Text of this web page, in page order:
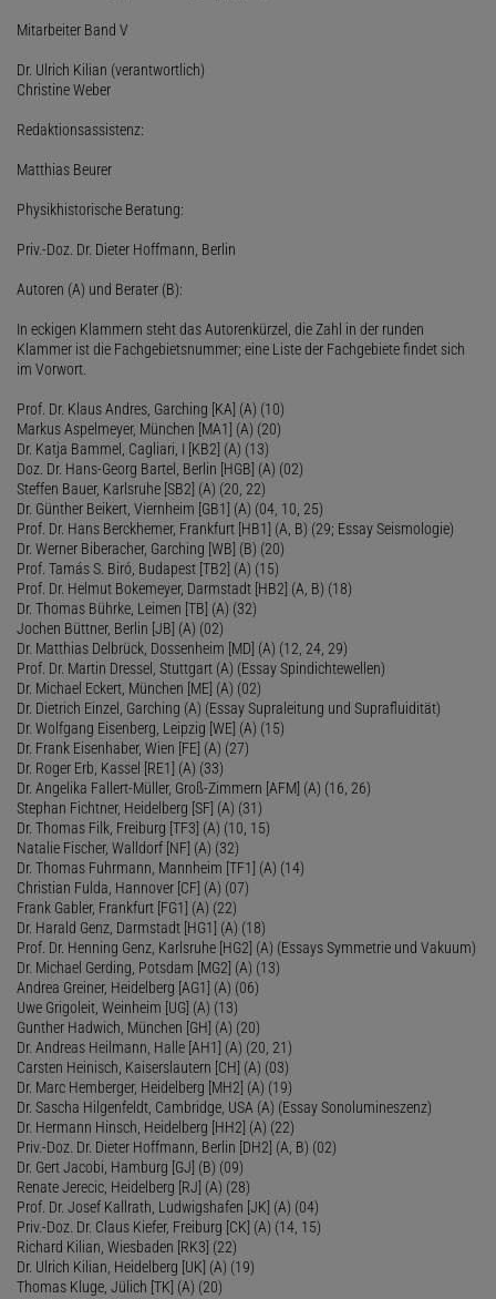
Mitarbeiter Band V
Dr. Ulrich Kilian (verantwortlich)
Christine Weber
Redaktionsassistenz:
Matthias Beurer
Physikhistorische Beratung:
Priv.-Doz. Dr. Dieter Hoffmann, Berlin
Autoren (A) und Berater (B):
In eckigen Klammern steht das Autorenkürzel, die Zahl in der runden
Klammer ist die Fachgebietsnummer; eine Liste der Fachgebiete findet sich
im Vorwort.
Prof. Dr. Klaus Andres, Garching [KA] (A) (10)
Markus Aspelmeyer, München [MA1] (A) (20)
Dr. Katja Bammel, Cagliari, I [KB2] (A) (13)
Doz. Dr. Hans-Georg Bartel, Berlin [HGB] (A) (02)
Steffen Bauer, Karlsruhe [SB2] (A) (20, 22)
Dr. Günther Beikert, Viernheim [GB1] (A) (04, 10, 25)
Prof. Dr. Hans Berckhemer, Frankfurt [HB1] (A, B) (29; Essay Seismologie)
Dr. Werner Biberacher, Garching [WB] (B) (20)
Prof. Tamás S. Biró, Budapest [TB2] (A) (15)
Prof. Dr. Helmut Bokemeyer, Darmstadt [HB2] (A, B) (18)
Dr. Thomas Bührke, Leimen [TB] (A) (32)
Jochen Büttner, Berlin [JB] (A) (02)
Dr. Matthias Delbrück, Dossenheim [MD] (A) (12, 24, 29)
Prof. Dr. Martin Dressel, Stuttgart (A) (Essay Spindichtewellen)
Dr. Michael Eckert, München [ME] (A) (02)
Dr. Dietrich Einzel, Garching (A) (Essay Supraleitung und Suprafluidität)
Dr. Wolfgang Eisenberg, Leipzig [WE] (A) (15)
Dr. Frank Eisenhaber, Wien [FE] (A) (27)
Dr. Roger Erb, Kassel [RE1] (A) (33)
Dr. Angelika Fallert-Müller, Groß-Zimmern [AFM] (A) (16, 26)
Stephan Fichtner, Heidelberg [SF] (A) (31)
Dr. Thomas Filk, Freiburg [TF3] (A) (10, 15)
Natalie Fischer, Walldorf [NF] (A) (32)
Dr. Thomas Fuhrmann, Mannheim [TF1] (A) (14)
Christian Fulda, Hannover [CF] (A) (07)
Frank Gabler, Frankfurt [FG1] (A) (22)
Dr. Harald Genz, Darmstadt [HG1] (A) (18)
Prof. Dr. Henning Genz, Karlsruhe [HG2] (A) (Essays Symmetrie und Vakuum)
Dr. Michael Gerding, Potsdam [MG2] (A) (13)
Andrea Greiner, Heidelberg [AG1] (A) (06)
Uwe Grigoleit, Weinheim [UG] (A) (13)
Gunther Hadwich, München [GH] (A) (20)
Dr. Andreas Heilmann, Halle [AH1] (A) (20, 21)
Carsten Heinisch, Kaiserslautern [CH] (A) (03)
Dr. Marc Hemberger, Heidelberg [MH2] (A) (19)
Dr. Sascha Hilgenfeldt, Cambridge, USA (A) (Essay Sonolumineszenz)
Dr. Hermann Hinsch, Heidelberg [HH2] (A) (22)
Priv.-Doz. Dr. Dieter Hoffmann, Berlin [DH2] (A, B) (02)
Dr. Gert Jacobi, Hamburg [GJ] (B) (09)
Renate Jerecic, Heidelberg [RJ] (A) (28)
Prof. Dr. Josef Kallrath, Ludwigshafen [JK] (A) (04)
Priv.-Doz. Dr. Claus Kiefer, Freiburg [CK] (A) (14, 15)
Richard Kilian, Wiesbaden [RK3] (22)
Dr. Ulrich Kilian, Heidelberg [UK] (A) (19)
Thomas Kluge, Jülich [TK] (A) (20)